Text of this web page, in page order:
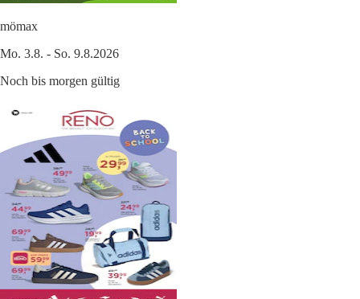
mömax
Mo. 3.8. - So. 9.8.2026
Noch bis morgen gültig